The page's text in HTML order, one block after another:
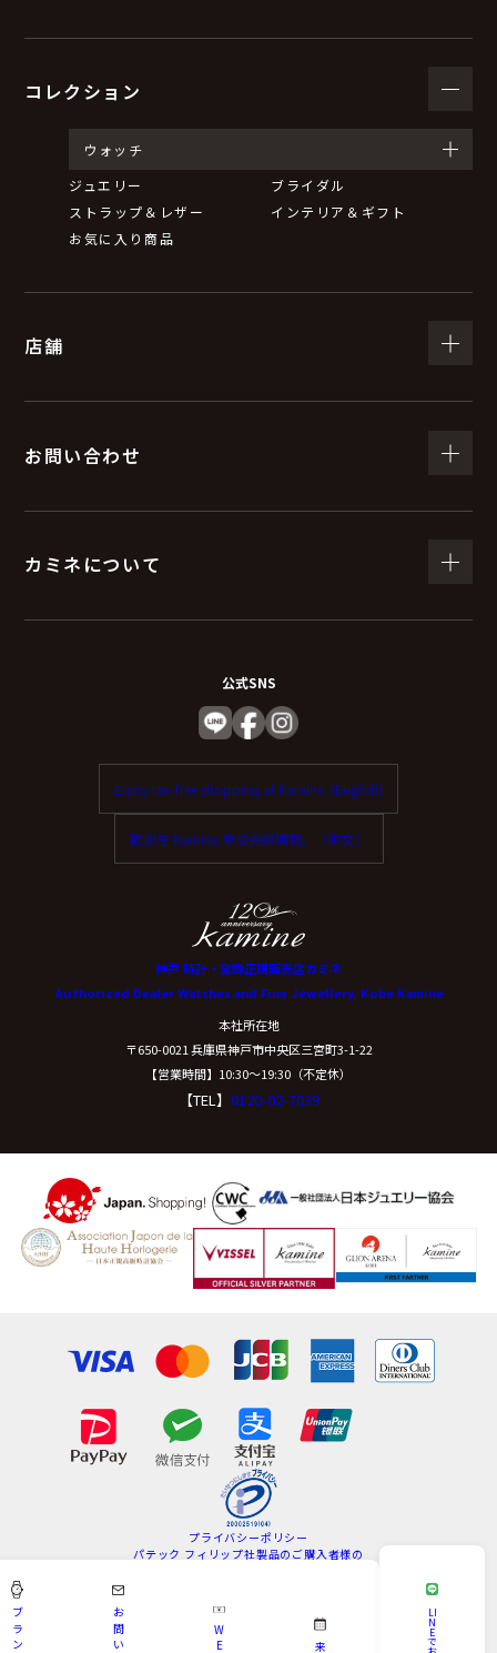
コレクション
ウォッチ
ジュエリー
ブライダル
ストラップ＆レザー
インテリア＆ギフト
お気に入り商品
店舗
お問い合わせ
カミネについて
公式SNS
Enjoy tax-free shopping at Kamine. (English)
歡迎在 Kamine 享受免稅購物。（中文）
神戸 時計・宝飾正規販売店カミネ
Authorized Dealer Watches and Fine Jewellery, Kobe Kamine
本社所在地
〒650-0021 兵庫県神戸市中央区三宮町3-1-22
【営業時間】10:30〜19:30（不定休）
【TEL】 0120-02-7039
プライバシーポリシー
パテック フィリップ社製品のご購入者様の
サイトマップ
Copyright © KAMINE All Rights Reserved.
ブ
ラ
ン
お
問
い
W
E
来
LI
N
E
で